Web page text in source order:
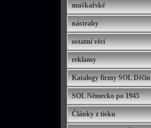
muškařské
nástrahy
ostatní věci
reklamy
Katalogy firmy SOL Děčín
SOL Německo po 1945
Články z tisku